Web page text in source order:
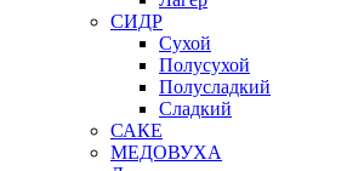
СИДР
Сухой
Полусухой
Полусладкий
Сладкий
САКЕ
МЕДОВУХА